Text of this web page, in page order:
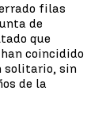
filas
de
que
coincidido
solitario, sin
de la